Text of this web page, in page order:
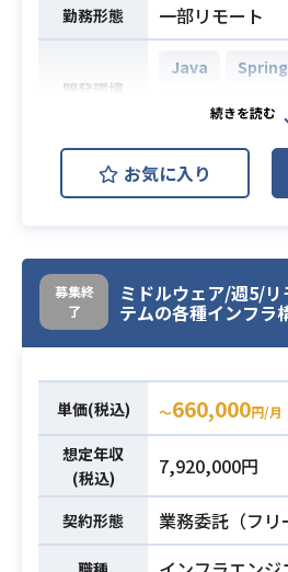
必須スキル
・導入案件で
x、AWS関連の
・JP1でのジョ
・MySQLを利
験2年以上
・テストデータ
図り、効率的
・未経験の言
ップに苦手意識
勤務形態 一部リモート
開発環境
Java
Microsoft SQL
業務内容
大手石油小売業
ける受発注機能
・燃料系（ガ
・物品系（ガ
されるもの）
※実装フェー
なります。
必須スキル
・JAVA（
装経験
・WEB-APIの
お気に入り
募集終
了
ミドルウェア/週5/
テムの各種インフラ
単価(税込) 〜660,000円/月
想定年収
(税込)
7,920,000円
契約形態 業務委託（フリ